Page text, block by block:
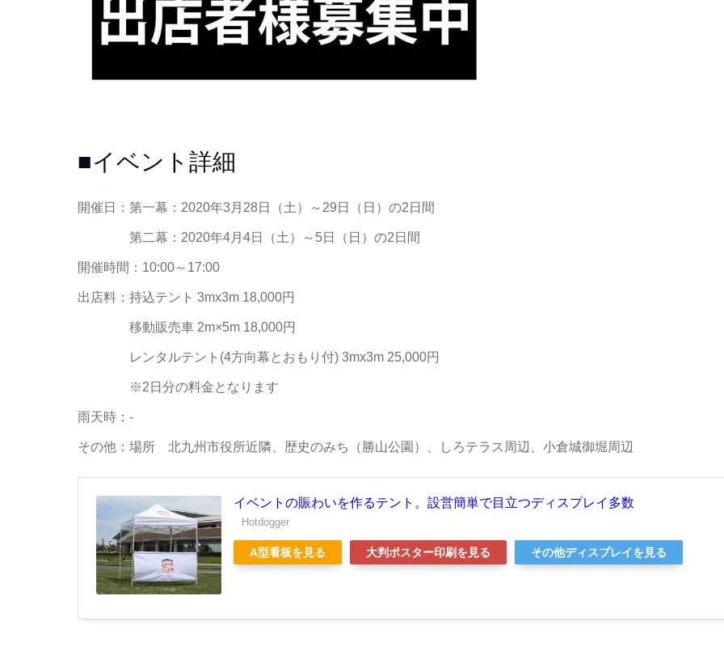
■イベント詳細
開催日：第一幕：2020年3月28日（土）～29日（日）の2日間
第二幕：2020年4月4日（土）～5日（日）の2日間
開催時間：10:00～17:00
出店料：持込テント 3mx3m 18,000円
移動販売車 2m×5m 18,000円
レンタルテント(4方向幕とおもり付) 3mx3m 25,000円
※2日分の料金となります
雨天時：-
その他：場所 北九州市役所近隣、歴史のみち（勝山公園）、しろテラス周辺、小倉城御堀周辺
イベントの賑わいを作るテント。設営簡単で目立つディスプレイ多数
Hotdogger
A型看板を見る 大判ポスター印刷を見る その他ディスプレイを見る